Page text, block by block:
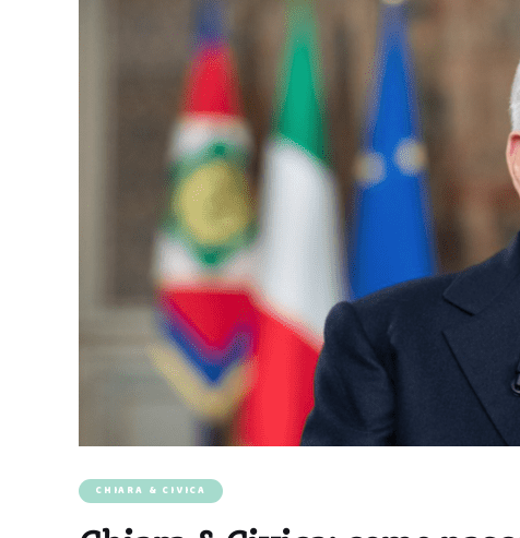
CHIARA & CIVICA